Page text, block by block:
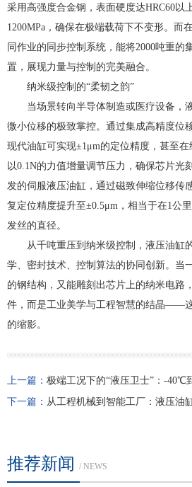
采用高强度合金钢，表面硬度达HRC60以
1200MPa，确保在极端载荷下不变形。而
同作业的同步控制系统，能将2000吨重的
置，展现力量与控制的完美融合。
纳米级控制的“柔韧之韵”
当场景转向半导体制造或医疗设备，
微小位移的极致掌控。通过集成高精度位
现代油缸可实现±1μm的定位精度，甚至
以0.1N的力值增量调节压力，确保芯片光
发的伺服液压油缸，通过磁致伸缩位移传
复定位精度提升至±0.5μm，相当于在1公
发丝的直径。
从千吨重压到纳米级控制，液压油缸
学、密封技术、控制算法的协同创新。当
的钢结构，又能雕刻出芯片上的纳米电路
件，而是工业美学与工程智慧的结晶——
的缩影。
上一篇： 极端工况下的“液压卫士”：-40℃
下一篇： 从工程机械到智能工厂：液压油
推荐新闻 / NEWS